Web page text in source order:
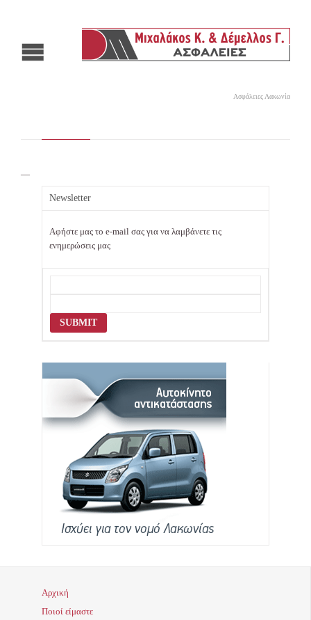
Ασφάλειες Λακωνία
—
Newsletter
Αφήστε μας το e-mail σας για να λαμβάνετε τις
ενημερώσεις μας
Αρχική
Ποιοί είμαστε